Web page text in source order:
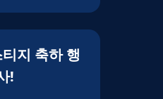
지 축하 행
!